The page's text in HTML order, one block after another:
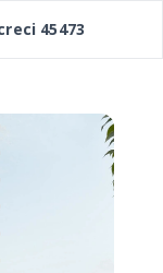
45473